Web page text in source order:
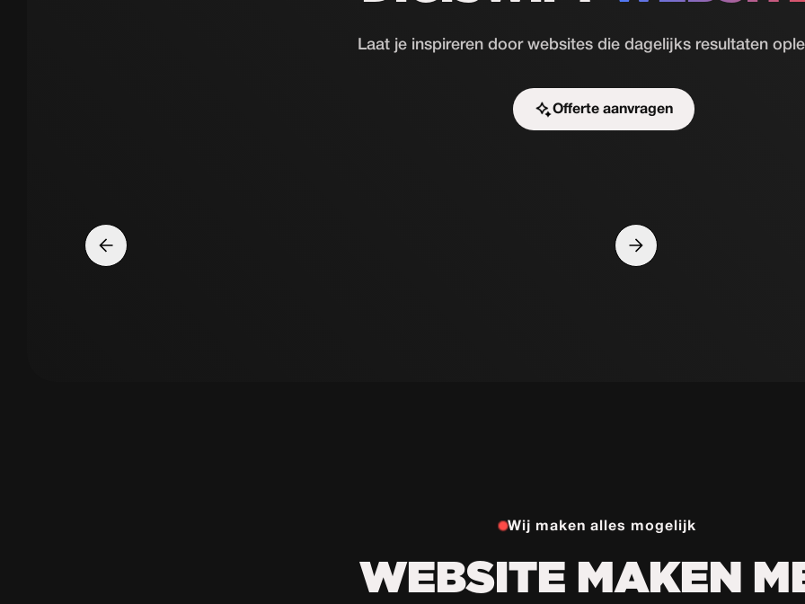
Laat je inspireren door websites die dagelijks resultaten
Offerte aanvragen
Start de uitdaging
Wij maken alles mogelijk
WEBSITE MAKEN